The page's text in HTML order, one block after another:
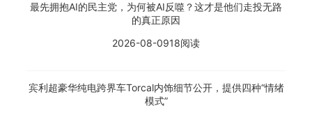
最先拥抱AI的民主党，为何被AI反噬？这才是他们走投无路
的真正原因
2026-08-0918阅读
宾利超豪华纯电跨界车Torcal内饰细节公开，提供四种“情绪
模式”